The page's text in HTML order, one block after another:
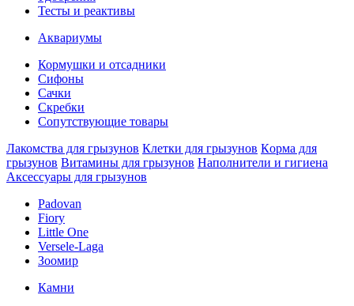
Тесты и реактивы
Аквaриумы
Кормушки и отсадники
Сифоны
Сачки
Скребки
Сопутствующие товары
Лакомства для грызунов Клетки для грызунов Кoрма для
грызунов Витамины для грызунов Наполнители и гигиена
Аксессуары для грызунов
Padovan
Fiory
Little One
Versele-Laga
Зоомир
Камни